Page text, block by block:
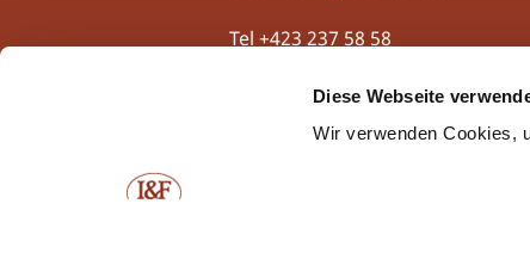
Diese Webseite
Wir verwenden Cookies,
Tel +423 237 58 58
contact@iuf.li